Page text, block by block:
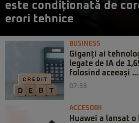
este condiționată de
erori tehnice
BUSINESS
Giganți ai
legate de IA de
folosind aceeași ...
07:33
ACCESORII
Huawei a lansat